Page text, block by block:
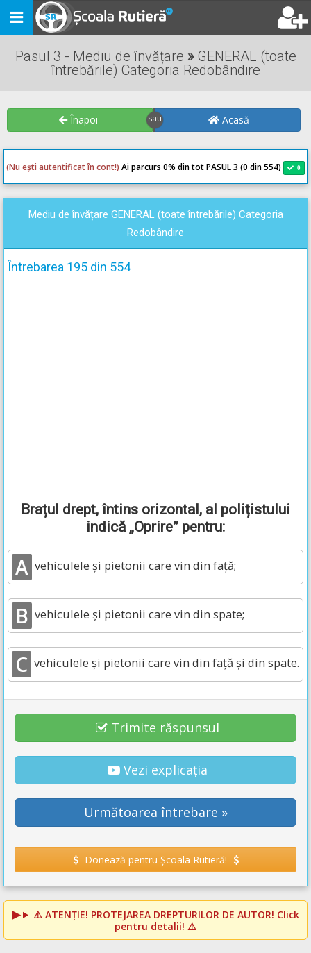
Toggle
navigation
Pasul 3 - Mediu de învățare »GENERAL (toate
întrebările) Categoria Redobândire
Înapoi Acasă
(Nu ești autentificat în cont!) Ai parcurs 0% din tot PASUL 3 (0 din 554) 0
0
Mediu de învățare GENERAL (toate întrebările) Categoria
Redobândire
Întrebarea 195 din 554
Brațul drept, întins orizontal, al polițistului
indică „Oprire” pentru:
A vehiculele și pietonii care vin din față;
B vehiculele și pietonii care vin din spate;
C vehiculele și pietonii care vin din față și din spate.
Trimite răspunsul
Vezi explicația
Următoarea întrebare »
Donează pentru Școala Rutieră!
⚠️ ATENȚIE! PROTEJAREA DREPTURILOR DE AUTOR! Click
pentru detalii! ⚠️